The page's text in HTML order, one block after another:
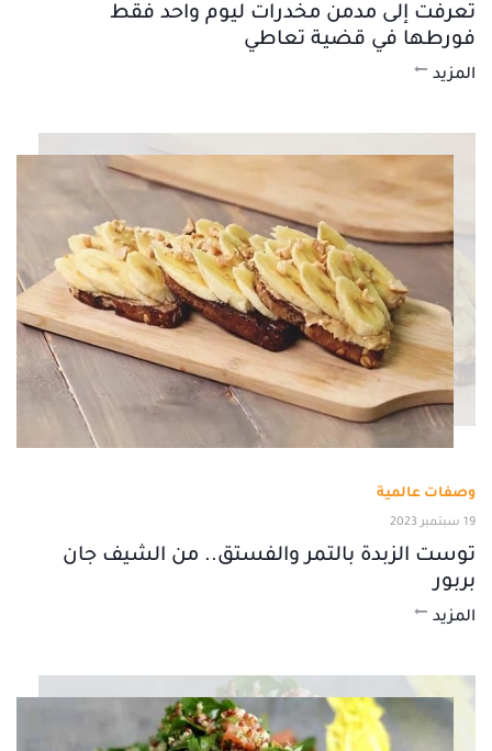
تعرفت إلى مدمن مخدرات ليوم واحد فقط
فورطها في قضية تعاطي
المزيد
وصفات عالمية
19 سبتمبر 2023
توست الزبدة بالتمر والفستق.. من الشيف جان
بربور
المزيد